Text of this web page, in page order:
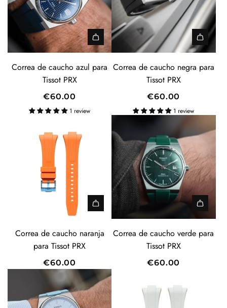
Correa de caucho azul para
Tissot PRX
€60.00
1 review
Correa de caucho negra para
Tissot PRX
€60.00
1 review
Correa de caucho naranja
para Tissot PRX
€60.00
Correa de caucho verde para
Tissot PRX
€60.00